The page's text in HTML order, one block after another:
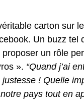
carton sur
Un buzz tel
un rôle
». “Quand j’ai
justesse ! Quelle
pays tout en